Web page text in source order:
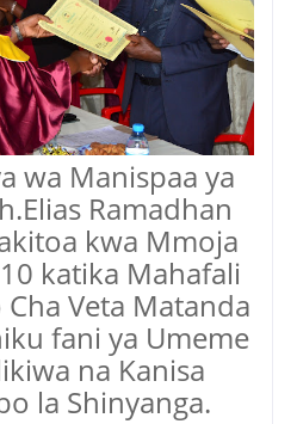
wa Manispaa ya
Ramadhan
kwa Mmoja
katika Mahafali
Veta Matanda
fani ya Umeme
na Kanisa
la Shinyanga.